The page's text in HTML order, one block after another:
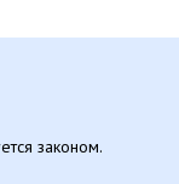
законом.